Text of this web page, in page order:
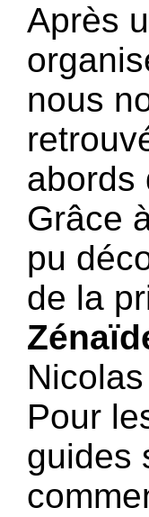
Après
nous
abords
Grâce
pu
de la
Pour
guides